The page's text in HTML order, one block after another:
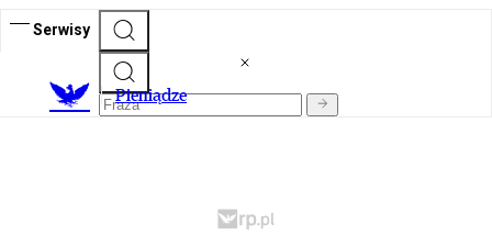
Serwisy
Pieniądze